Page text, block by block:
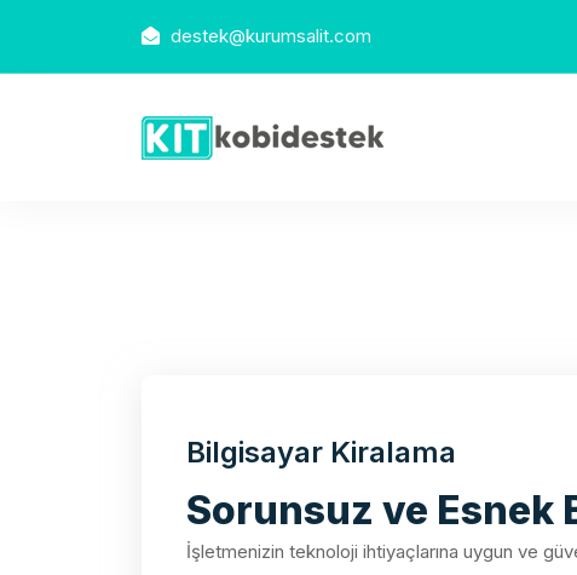
destek@kurumsalit.com
Bilgisayar Kiralama
Sorunsuz ve Esnek
İşletmenizin teknoloji ihtiyaçlarına uygun ve